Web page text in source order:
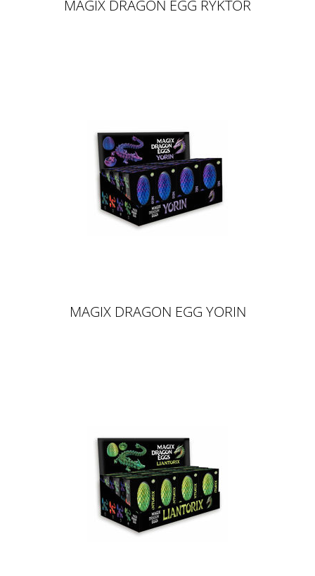
MAGIX DRAGON EGG RYKTOR
MAGIX DRAGON EGG YORIN